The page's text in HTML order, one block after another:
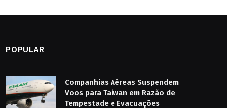
POPULAR
Companhias Aéreas Suspendem
Voos para Taiwan em Razão de
Tempestade e Evacuações